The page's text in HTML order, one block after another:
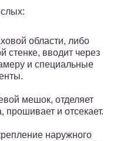
области, либо
стенке, вводит через
и специальные
мешок, отделяет
прошивает и отсекает.
наружного